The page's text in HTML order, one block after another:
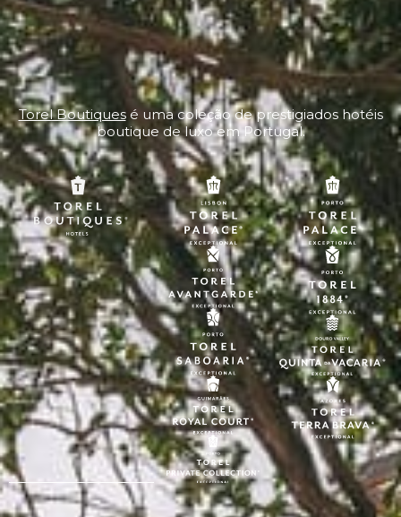
Torel Boutiquesé uma coleção de prestigiados hotéis
boutique de luxo em Portugal.